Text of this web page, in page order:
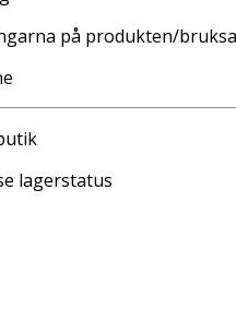
på produkten/
lagerstatus